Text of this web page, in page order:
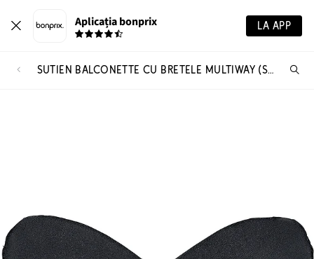
Aplicația bonprix LA APP
SUTIEN BALCONETTE CU BRETELE MULTIWAY (SET/2 BUC.)